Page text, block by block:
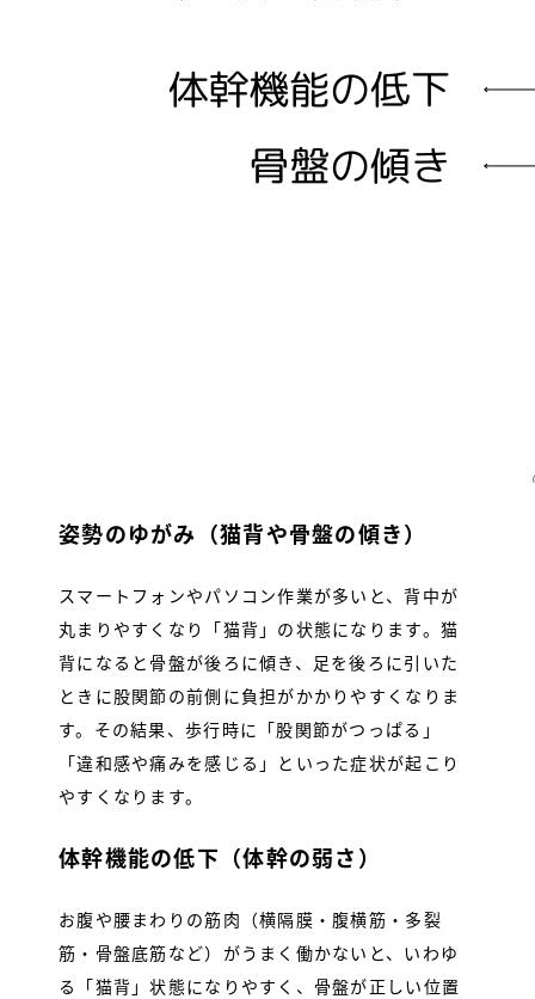
姿勢のゆがみ（猫背や骨盤の傾き）
スマートフォンやパソコン作業が多いと、背中が
丸まりやすくなり「猫背」の状態になります。猫
背になると骨盤が後ろに傾き、足を後ろに引いた
ときに股関節の前側に負担がかかりやすくなりま
す。その結果、歩行時に「股関節がつっぱる」
「違和感や痛みを感じる」といった症状が起こり
やすくなります。
体幹機能の低下（体幹の弱さ）
お腹や腰まわりの筋肉（横隔膜・腹横筋・多裂
筋・骨盤底筋など）がうまく働かないと、いわゆ
る「猫背」状態になりやすく、骨盤が正しい位置